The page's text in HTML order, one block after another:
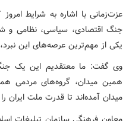
عزت‌زمانی با اشاره به شرایط
جنگ اقتصادی، سیاسی، نظامی و
یکی از مهم‌ترین عرصه‌های این
وی گفت: ما معتقدیم این یک
همین میدان، گروه‌های مردمی
میدان آمده‌اند تا قدرت ملت ایران